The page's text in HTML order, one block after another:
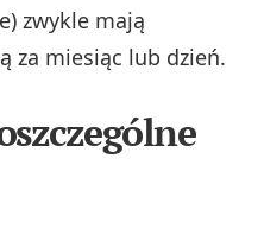
zwykle mają
za miesiąc lub dzień.